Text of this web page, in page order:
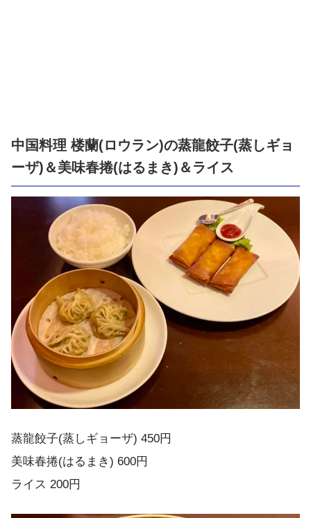
中国料理 楼蘭(ロウラン)の蒸龍餃子(蒸しギョ
ーザ)＆美味春捲(はるまき)＆ライス
蒸龍餃子(蒸しギョーザ) 450円
美味春捲(はるまき) 600円
ライス 200円